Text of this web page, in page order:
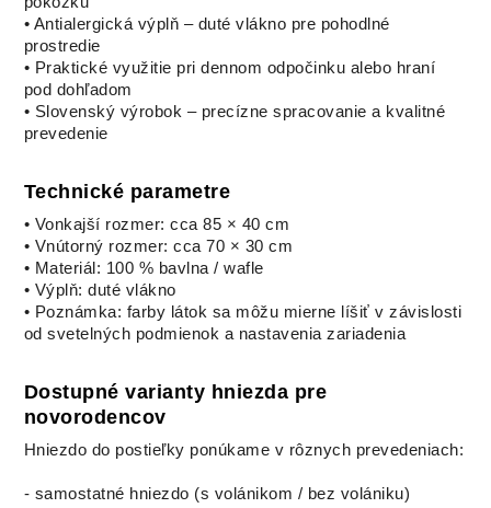
• Antialergická výplň – duté vlákno pre pohodlné
prostredie
• Praktické využitie pri dennom odpočinku alebo hraní
pod dohľadom
• Slovenský výrobok – precízne spracovanie a kvalitné
prevedenie
Technické parametre
• Vonkajší rozmer: cca 85 × 40 cm
• Vnútorný rozmer: cca 70 × 30 cm
• Materiál: 100 % bavlna / wafle
• Výplň: duté vlákno
• Poznámka: farby látok sa môžu mierne líšiť v závislosti
od svetelných podmienok a nastavenia zariadenia
Dostupné varianty hniezda pre
novorodencov
Hniezdo do postieľky ponúkame v rôznych prevedeniach:
- samostatné hniezdo (s volánikom / bez volániku)